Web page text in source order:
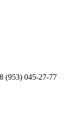
(953) 045-27-77